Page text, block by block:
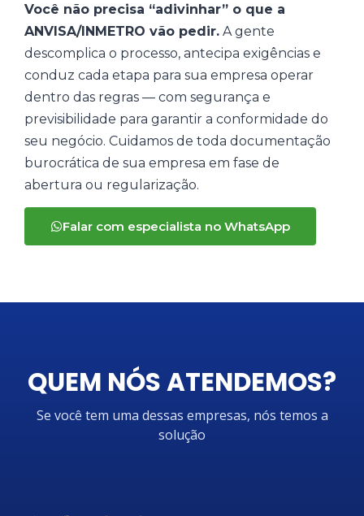
Você não precisa “adivinhar” o que a
ANVISA/INMETRO vão pedir. A gente
descomplica o processo, antecipa exigências e
conduz cada etapa para sua empresa operar
dentro das regras — com segurança e
previsibilidade para garantir a conformidade do
seu negócio. Cuidamos de toda documentação
burocrática de sua empresa em fase de
abertura ou regularização.
Falar com especialista no WhatsApp
QUEM NÓS ATENDEMOS?
Se você tem uma dessas empresas, nós temos a
solução